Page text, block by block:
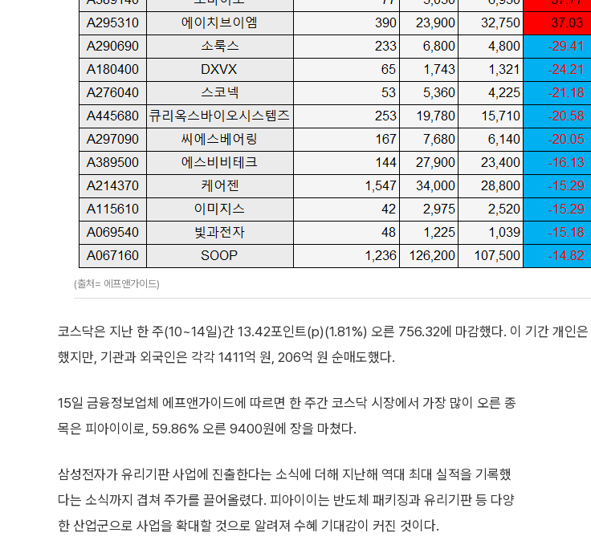
(출처= 에프앤가이드)
코스닥은 지난 한 주(10~14일)간 13.42포인트(p)(1.81%) 오른 756.32에 마감했다. 이 기간 개인
했지만, 기관과 외국인은 각각 1411억 원, 206억 원 순매도했다.
15일 금융정보업체 에프앤가이드에 따르면 한 주간 코스닥 시장에서 가장 많이 오른 종
목은 피아이이로, 59.86% 오른 9400원에 장을 마쳤다.
삼성전자가 유리기판 사업에 진출한다는 소식에 더해 지난해 역대 최대 실적을 기록했
다는 소식까지 겹쳐 주가를 끌어올렸다. 피아이이는 반도체 패키징과 유리기판 등 다양
한 산업군으로 사업을 확대할 것으로 알려져 수혜 기대감이 커진 것이다.